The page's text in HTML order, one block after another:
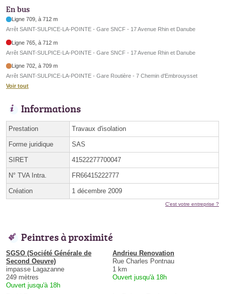
En bus
Ligne 709, à 712 m
Arrêt SAINT-SULPICE-LA-POINTE - Gare SNCF - 17 Avenue Rhin et Danube
Ligne 765, à 712 m
Arrêt SAINT-SULPICE-LA-POINTE - Gare SNCF - 17 Avenue Rhin et Danube
Ligne 702, à 709 m
Arrêt SAINT-SULPICE-LA-POINTE - Gare Routière - 7 Chemin d'Embrouysset
Voir tout
Informations
Prestation Travaux d'isolation
Forme juridique SAS
SIRET 41522277700047
N° TVA Intra. FR66415222777
Création 1 décembre 2009
C'est votre entreprise ?
Peintres à proximité
SGSO (Société Générale de
Second Oeuvre)
impasse Lagazanne
249 mètres
Ouvert jusqu'à 18h
Andrieu Renovation
Rue Charles Pontnau
1 km
Ouvert jusqu'à 18h